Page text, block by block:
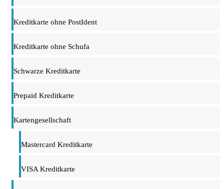
Kreditkarte ohne PostIdent
Kreditkarte ohne Schufa
Schwarze Kreditkarte
Prepaid Kreditkarte
Kartengesellschaft
Mastercard Kreditkarte
VISA Kreditkarte